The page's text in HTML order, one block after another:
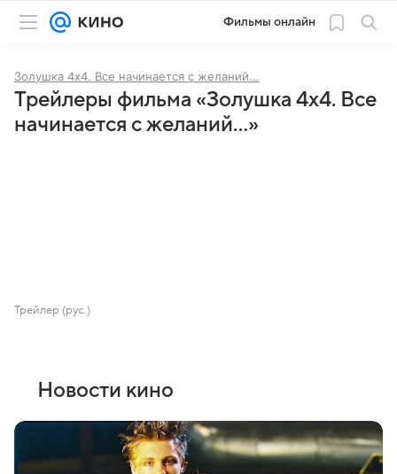
Фильмы онлайн
Золушка 4x4. Все начинается с желаний...
Трейлеры фильма «Золушка 4x4. Все
начинается с желаний...»
Трейлер (рус.)
Новости кино